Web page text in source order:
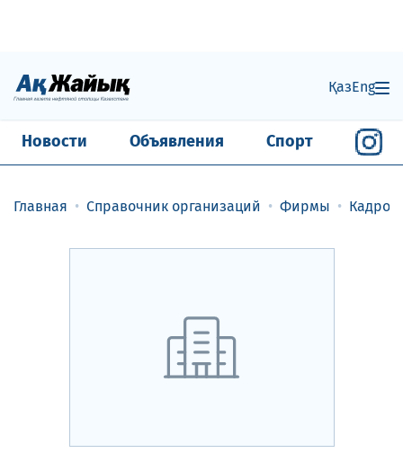
ҚазEng
Новости Объявления Спорт
Главная Справочник организаций Фирмы